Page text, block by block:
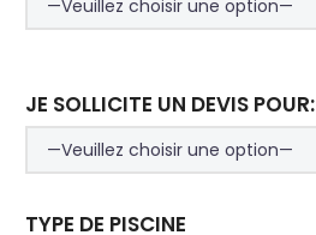
JE SOLLICITE UN DEVIS POUR:
TYPE DE PISCINE